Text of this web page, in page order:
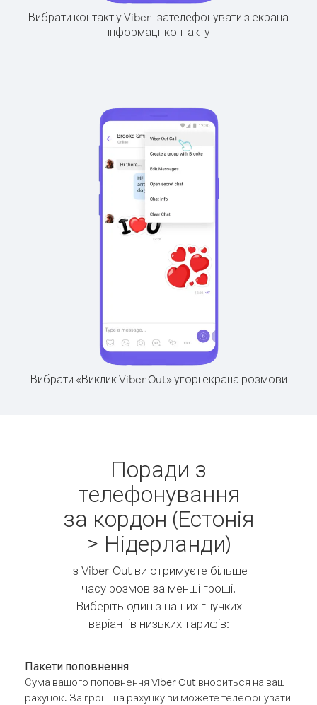
Вибрати контакт у Viber і зателефонувати з екрана
інформації контакту
Вибрати «Виклик Viber Out» угорі екрана розмови
Поради з
телефонування
за кордон (Естонія
> Нідерланди)
Із Viber Out ви отримуєте більше
часу розмов за менші гроші.
Виберіть один з наших гнучких
варіантів низьких тарифів:
Пакети поповнення
Сума вашого поповнення Viber Out вноситься на ваш
рахунок. За гроші на рахунку ви можете телефонувати